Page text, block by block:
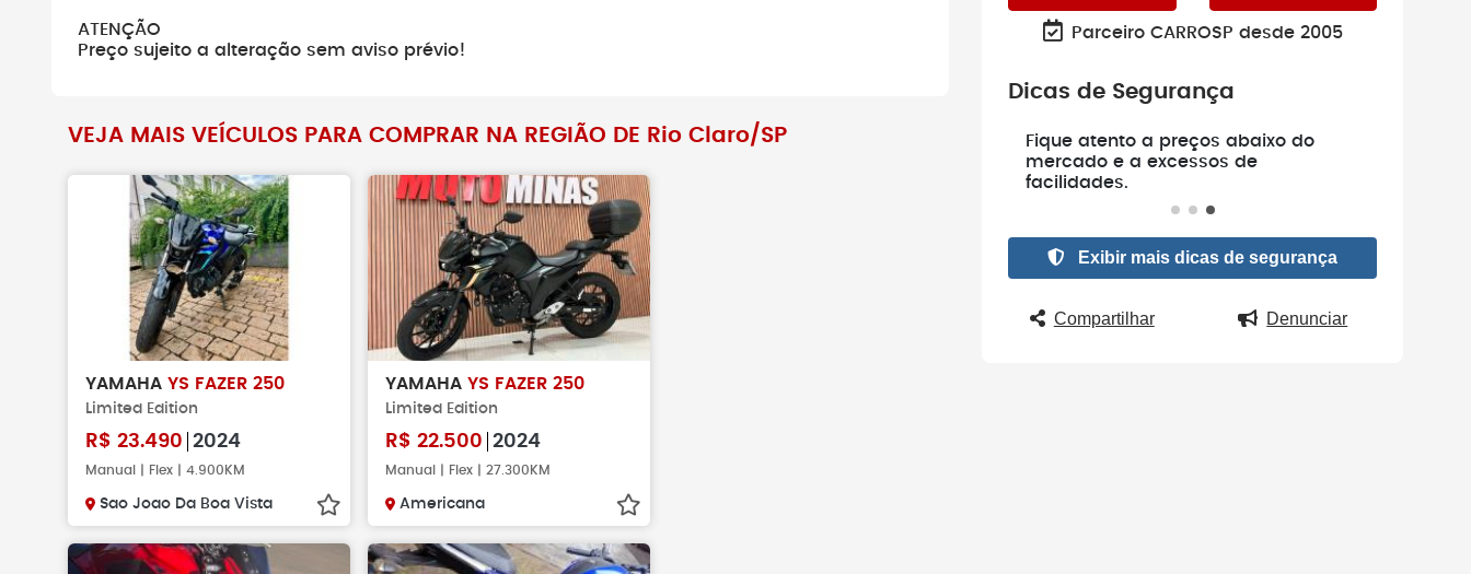
ATENÇÃO
Preço sujeito a alteração sem aviso prévio!
VEJA MAIS VEÍCULOS PARA COMPRAR NA REGIÃO DE Rio Claro/SP
YAMAHA YS FAZER 250
Limited Edition
R$ 23.490 2024
Manual | Flex | 4.900KM
Sao Joao Da Boa Vista
YAMAHA YS FAZER 250
Limited Edition
R$ 22.500 2024
Manual | Flex | 27.300KM
Americana
Parceiro CARROSP desde 2005
Dicas de Segurança
Não faça pagamentos antes de
existe.
Antes de fechar negócio, sempre
Fique atento a preços abaixo do
mercado e a excessos de
facilidades.
Exibir mais dicas de segurança
Compartilhar Denunciar